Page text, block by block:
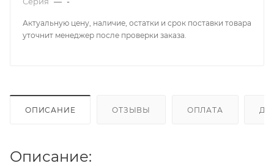
Актуальную цену, наличие, остатки и срок поставки товара
уточнит менеджер после проверки заказа.
ОПИСАНИЕ ОТЗЫВЫ ОПЛАТА
Описание: